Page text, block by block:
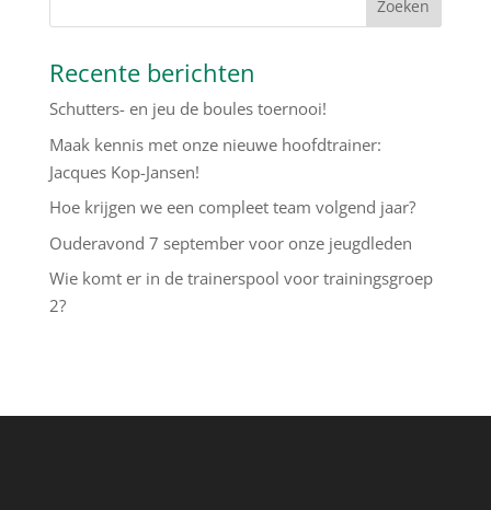
Recente berichten
Schutters- en jeu de boules toernooi!
Maak kennis met onze nieuwe hoofdtrainer:
Jacques Kop-Jansen!
Hoe krijgen we een compleet team volgend jaar?
Ouderavond 7 september voor onze jeugdleden
Wie komt er in de trainerspool voor trainingsgroep
2?